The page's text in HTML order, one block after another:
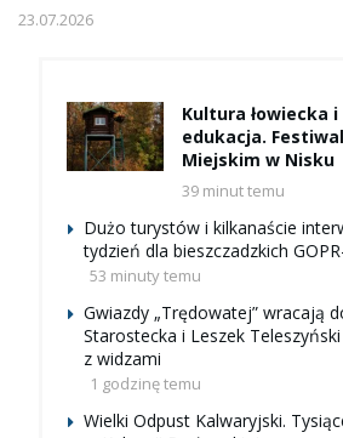
23.07.2026
Kultura łowiecka
edukacja.
Miejskim w Nisku
39 minut temu
Dużo turystów i kilkanaście
tydzień dla bieszczadzkich
53 minuty temu
Gwiazdy „Trędowatej” wracają
Starostecka i Leszek
z widzami
1 godzinę temu
Wielki Odpust Kalwaryjski.